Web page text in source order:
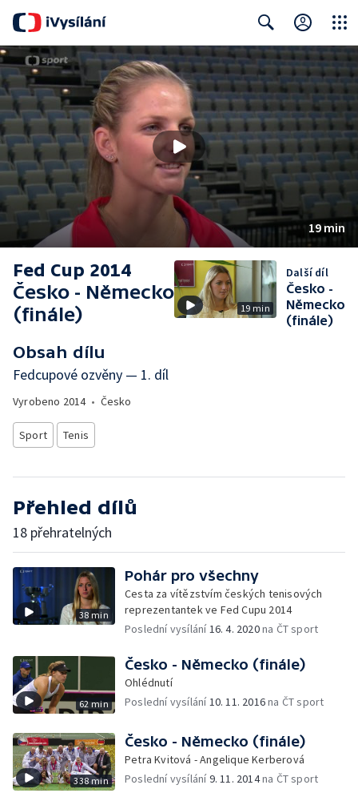
Search Close
19 min
Fed Cup 2014
Česko - Německo
(finále)
Obsah dílu
Fedcupové ozvěny — 1. díl
Vyrobeno 2014• Česko
Sport Tenis
19 min
Další díl
Česko -
Německo
(finále)
Přehled dílů
18 přehratelných
38 min
Pohár pro všechny
Cesta za vítězstvím českých tenisových
reprezentantek ve Fed Cupu 2014
Poslední vysílání16. 4. 2020na ČT sport
62 min
Česko - Německo (finále)
Ohlédnutí
Poslední vysílání10. 11. 2016na ČT sport
338 min
Česko - Německo (finále)
Petra Kvitová - Angelique Kerberová
Poslední vysílání9. 11. 2014na ČT sport